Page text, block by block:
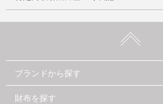
ブランドから探す
財布を探す